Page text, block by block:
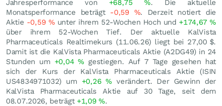
Jahresperformance von +68,75%. Die aktuelle
Monatsperformance beträgt -0,59 %. Derzeit notiert die
Aktie -0,59 %unter ihrem 52-Wochen Hoch und +174,67%
über ihrem 52-Wochen Tief. Der aktuelle KalVista
Pharmaceuticals Realtimekurs (11.06.26) liegt bei 27,00 $.
Damit ist die KalVista Pharmaceuticals Aktie (A2DG49) in 24
Stunden um +0,04% gestiegen. Auf 7 Tage gesehen hat
sich der Kurs der KalVista Pharmaceuticals Aktie (ISIN
US4834971032) um +0,26% verändert. Der Gewinn der
KalVista Pharmaceuticals Aktie auf 30 Tage, seit dem
08.07.2026, beträgt +1,09%.